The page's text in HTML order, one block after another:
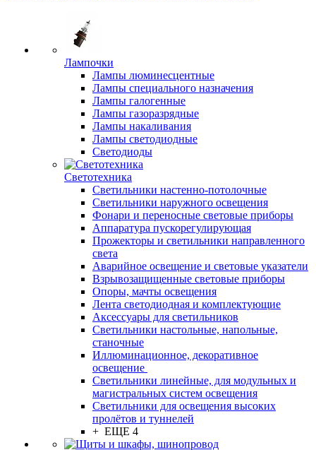
Лампочки
Лампы люминесцентные
Лампы специального назначения
Лампы галогенные
Лампы газоразрядные
Лампы накаливания
Лампы светодиодные
Светодиоды
Светотехника
Светильники настенно-потолочные
Светильники наружного освещения
Фонари и переносные световые приборы
Аппаратура пускорегулирующая
Прожекторы и светильники направленного
света
Аварийное освещение и световые указатели
Взрывозащищенные световые приборы
Опоры, мачты освещения
Лента светодиодная и комплектующие
Аксессуары для светильников
Светильники настольные, напольные,
станочные
Иллюминационное, декоративное
освещение
Светильники линейные, для модульных и
магистральных систем освещения
Светильники для освещения высоких
пролётов и туннелей
+ ЕЩЕ 4